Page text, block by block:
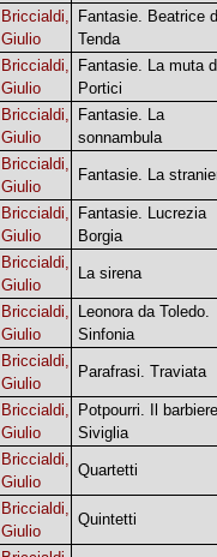
Briccialdi,
Giulio
Fantasie. Beatrice
Tenda
Briccialdi,
Giulio
Fantasie. La muta
Portici
Briccialdi,
Giulio
Fantasie. La
sonnambula
Briccialdi,
Giulio
Fantasie. La
Briccialdi,
Giulio
Fantasie. Lucrezia
Borgia
Briccialdi,
Giulio
La sirena
Briccialdi,
Giulio
Leonora da Toledo.
Sinfonia
Briccialdi,
Giulio
Parafrasi. Traviata
Briccialdi,
Giulio
Potpourri. Il
Siviglia
Briccialdi,
Giulio
Quartetti
Briccialdi,
Giulio
Quintetti